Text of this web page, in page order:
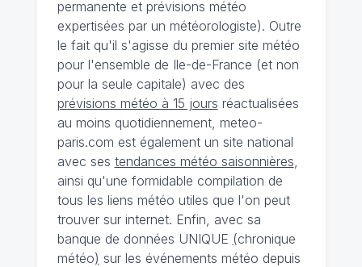
permanente et prévisions météo
expertisées par un météorologiste). Outre
le fait qu'il s'agisse du premier site météo
pour l'ensemble de Ile-de-France (et non
pour la seule capitale) avec des
prévisions météo à 15 jours réactualisées
au moins quotidiennement, meteo-
paris.com est également un site national
avec ses tendances météo saisonnières
ainsi qu'une formidable compilation de
tous les liens météo utiles que l'on peut
trouver sur internet. Enfin, avec sa
banque de données UNIQUE (chronique
météo) sur les événements météo depuis